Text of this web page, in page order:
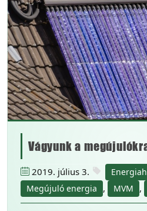
Vágyunk a
2019. július 3.
Megújuló energia , MVM ,